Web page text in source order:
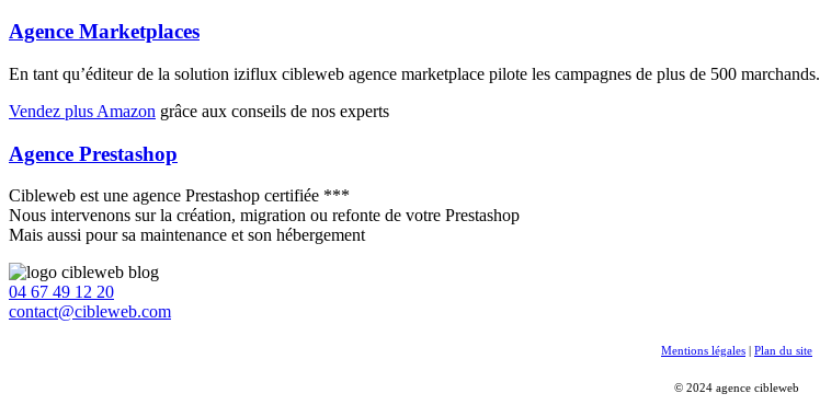
Agence Marketplaces
En tant qu’éditeur de la solution iziflux cibleweb agence marketplace pilote les campagnes de plus de 500 marchands.
Vendez plus Amazon grâce aux conseils de nos experts
Agence Prestashop
Cibleweb est une agence Prestashop certifiée ***
Nous intervenons sur la création, migration ou refonte de votre Prestashop
Mais aussi pour sa maintenance et son hébergement
04 67 49 12 20
contact@cibleweb.com
Mentions légales Plan du site
© 2024 agence cibleweb